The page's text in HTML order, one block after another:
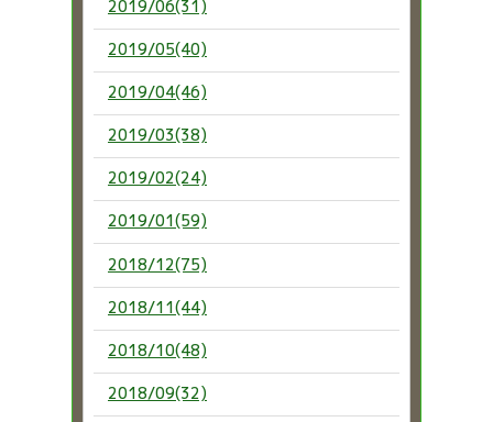
2019/06(31)
2019/05(40)
2019/04(46)
2019/03(38)
2019/02(24)
2019/01(59)
2018/12(75)
2018/11(44)
2018/10(48)
2018/09(32)